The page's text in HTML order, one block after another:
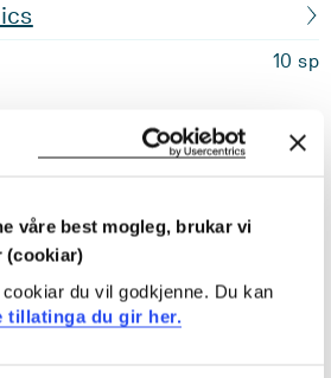
våre best mogleg, brukar vi
(cookiar)
du vil godkjenne. Du kan
tillatinga du gir her.
10 sp